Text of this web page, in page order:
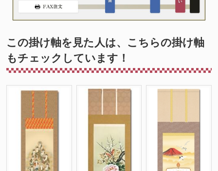
この掛け軸を見た人は、こちらの掛け軸
もチェックしています！